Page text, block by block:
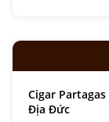
Cigar
Địa Đức